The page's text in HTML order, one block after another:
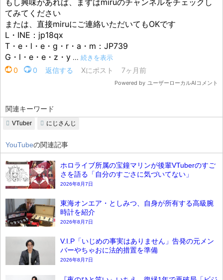
関連キーワード
VTuber にじさんじ
YouTubeの関連記事
ホロライブ所属の宝鐘マリンが後輩VTuberのすご
さを語る「自分のすごさに気づいてない」
2026年8月7日
東海オンエア・としみつ、自身が所有する高級腕
時計を紹介
2026年8月7日
V.I.P「いじめの事実はありません」告発の元メン
バーやちゃおに法的措置を準備
2026年8月7日